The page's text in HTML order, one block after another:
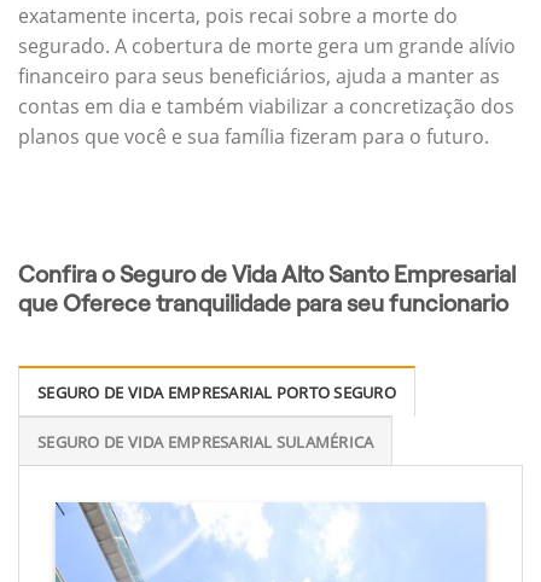
exatamente incerta, pois recai sobre a morte do
segurado. A cobertura de morte gera um grande alívio
financeiro para seus beneficiários, ajuda a manter as
contas em dia e também viabilizar a concretização dos
planos que você e sua família fizeram para o futuro.
Confira o Seguro de Vida Alto Santo Empresarial
que Oferece tranquilidade para seu funcionario
SEGURO DE VIDA EMPRESARIAL PORTO SEGURO
SEGURO DE VIDA EMPRESARIAL SULAMÉRICA